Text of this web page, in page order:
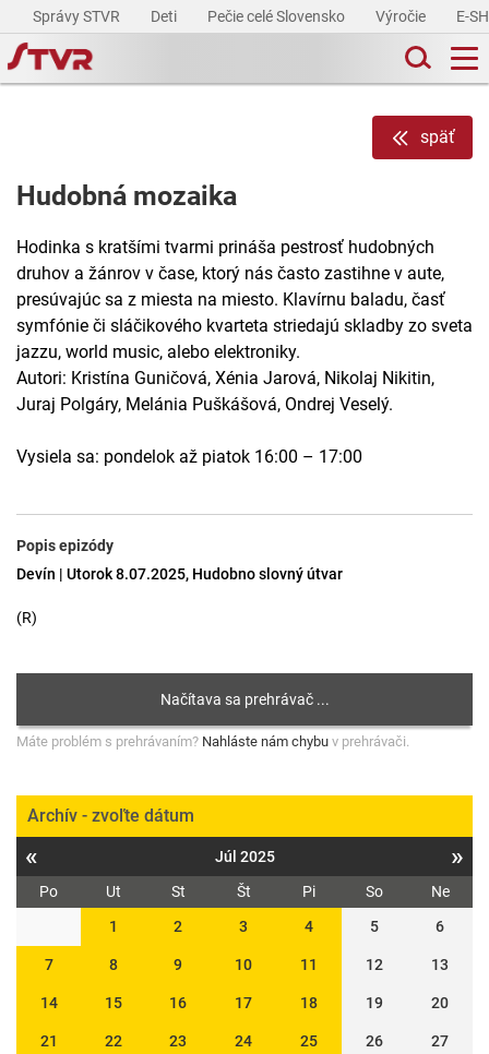
Správy STVR Deti Pečie celé Slovensko Výročie E-
späť
Hudobná mozaika
Hodinka s kratšími tvarmi prináša pestrosť hudobných
druhov a žánrov v čase, ktorý nás často zastihne v aute,
presúvajúc sa z miesta na miesto. Klavírnu baladu, časť
symfónie či sláčikového kvarteta striedajú skladby zo sveta
jazzu, world music, alebo elektroniky.
Autori: Kristína Guničová, Xénia Jarová, Nikolaj Nikitin,
Juraj Polgáry, Melánia Puškášová, Ondrej Veselý.
Vysiela sa: pondelok až piatok 16:00 – 17:00
Popis epizódy
Devín | Utorok 8.07.2025, Hudobno slovný útvar
(R)
Máte problém s prehrávaním? Nahláste nám chybu v prehrávači.
Archív - zvoľte dátum
« Júl 2025 »
Po Ut St Št Pi So
Ne
1
2 3 4 5 6
7 8 9 10 11 12 13
14 15 16 17 18 19 20
21 22 23 24 25 26 27